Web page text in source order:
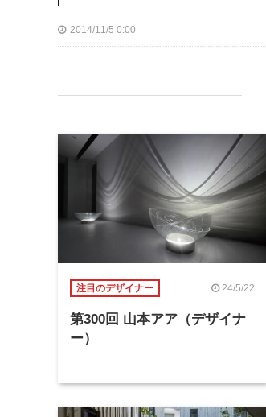
2014/11/5 0:00
注目のデザイナー 24/5/22
第300回 山本アア（デザイナ
ー）